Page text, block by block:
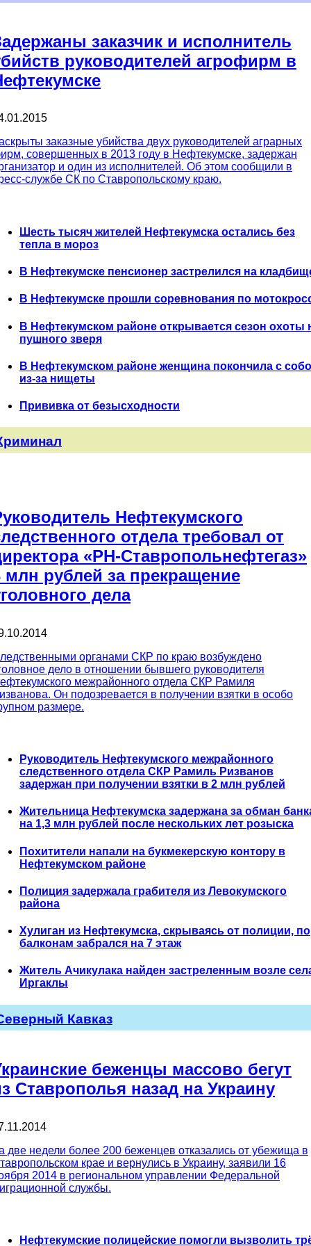
заказчик и исполнитель
руководителей агрофирм в
заказные убийства двух руководителей аграрных
совершенных в 2013 году в Нефтекумске, задержан
и один из исполнителей. Об этом сообщили в
службе СК по Ставропольскому краю.
Шесть тысяч жителей Нефтекумска остались без
тепла в мороз
В Нефтекумске пенсионер застрелился на
В Нефтекумске прошли соревнования по
В Нефтекумском районе открывается сезон охоты
пушного зверя
В Нефтекумском районе женщина покончила с
из-за нищеты
Прививка от безысходности
Нефтекумского
отдела требовал от
«РН-Ставропольнефтегаз»
млн рублей за прекращение
дела
органами СКР по краю возбуждено
дело в отношении бывшего руководителя
межрайонного отдела СКР Рамиля
Он подозревается в получении взятки в особо
размере.
Руководитель Нефтекумского межрайонного
следственного отдела СКР Рамиль Ризванов
задержан при получении взятки в 2 млн рублей
Жительница Нефтекумска задержана за обман
на 1,3 млн рублей после нескольких лет розыска
Похитители напали на букмекерскую контору в
Нефтекумском районе
Полиция задержала грабителя из Левокумского
района
Хулиган из Нефтекумска, скрываясь от полиции, по
балконам забрался на 7 этаж
Житель Ачикулака найден застреленным возле
Иргаклы
Кавказ
беженцы массово бегут
Ставрополья назад на Украину
две недели более 200 беженцев отказались от убежища в
крае и вернулись в Украину, заявили 16
2014 в региональном управлении Федеральной
службы.
Нефтекумские полицейские помогли вызволить